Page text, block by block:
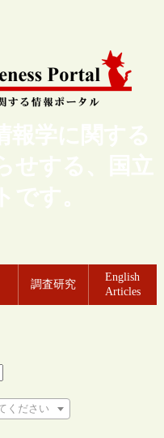
報学に関する
せする、国立
です。
調査研究
English
Articles
ください